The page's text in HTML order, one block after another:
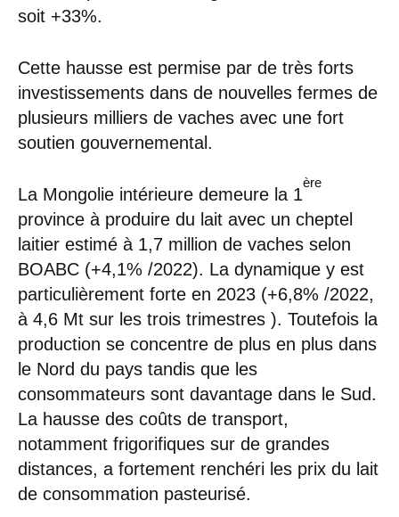
soit +33%.
Cette hausse est permise par de très forts
investissements dans de nouvelles fermes de
plusieurs milliers de vaches avec une fort
soutien gouvernemental.
La Mongolie intérieure demeure la 1
ère
province à produire du lait avec un cheptel
laitier estimé à 1,7 million de vaches selon
BOABC (+4,1% /2022). La dynamique y est
particulièrement forte en 2023 (+6,8% /2022,
à 4,6 Mt sur les trois trimestres ). Toutefois la
production se concentre de plus en plus dans
le Nord du pays tandis que les
consommateurs sont davantage dans le Sud.
La hausse des coûts de transport,
notamment frigorifiques sur de grandes
distances, a fortement renchéri les prix du lait
de consommation pasteurisé.